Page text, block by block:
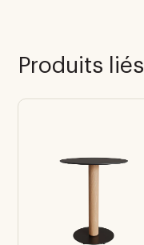
Produits liés